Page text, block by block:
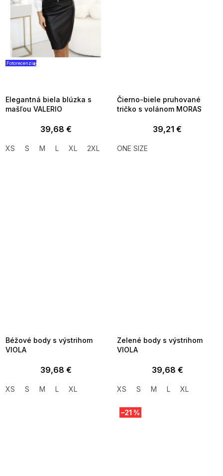
FotorecenziaSUMMER SALE -35% ?
Elegantná biela blúzka s
mašľou VALERIO
39,68 €
XS S M L XL 2XL
Čierno-biele pruhované
tričko s volánom MORAS
39,21 €
ONE SIZE
Béžové body s výstrihom
VIOLA
39,68 €
XS S M L XL
Zelené body s výstrihom
VIOLA
39,68 €
XS S M L XL
–21 %